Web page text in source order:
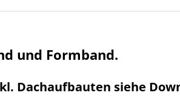
und Formband.
Dachaufbauten siehe